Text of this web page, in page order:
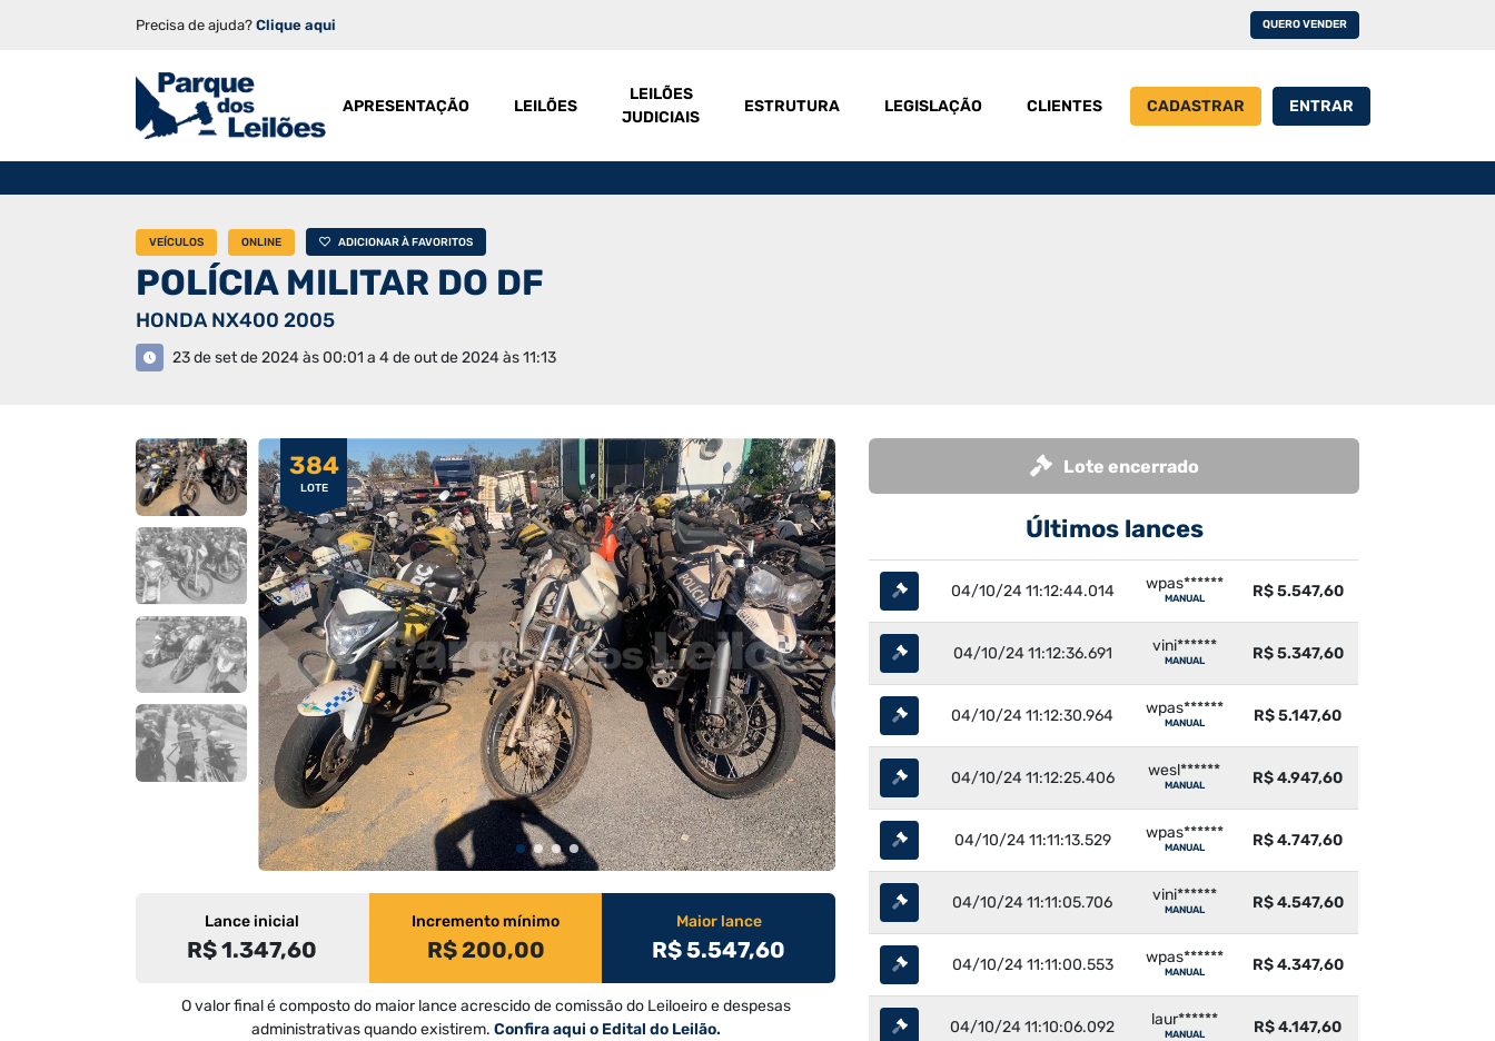
Precisa de ajuda? Clique aqui QUERO VENDER
APRESENTAÇÃO LEILÕES
LEILÕES
JUDICIAIS
ESTRUTURA LEGISLAÇÃO CLIENTES CADASTRAR ENTRAR
VEÍCULOS ONLINE ADICIONAR À FAVORITOS
POLÍCIA MILITAR DO DF
HONDA NX400 2005
23 de set de 2024 às 00:01 a 4 de out de 2024 às 11:13
384
LOTE
Lance inicial
R$ 1.347,60
Incremento mínimo
R$ 200,00
Maior lance
R$ 5.547,60
O valor final é composto do maior lance acrescido de comissão do Leiloeiro e despesas
administrativas quando existirem. Confira aqui o Edital do Leilão.
Lote encerrado
Últimos lances
04/10/24 11:12:44.014 wpas******
MANUAL R$ 5.547,60
04/10/24 11:12:36.691 vini******
MANUAL R$ 5.347,60
04/10/24 11:12:30.964 wpas******
MANUAL R$ 5.147,60
04/10/24 11:12:25.406 wesl******
MANUAL R$ 4.947,60
04/10/24 11:11:13.529 wpas******
MANUAL R$ 4.747,60
04/10/24 11:11:05.706 vini******
MANUAL R$ 4.547,60
04/10/24 11:11:00.553 wpas******
MANUAL R$ 4.347,60
04/10/24 11:10:06.092 laur******
MANUAL R$ 4.147,60